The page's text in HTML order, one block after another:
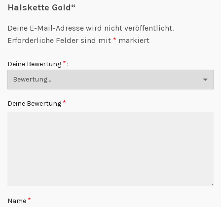
Halskette Gold“
Deine E-Mail-Adresse wird nicht veröffentlicht.
Erforderliche Felder sind mit * markiert
Deine Bewertung *
Deine Bewertung *
Name *